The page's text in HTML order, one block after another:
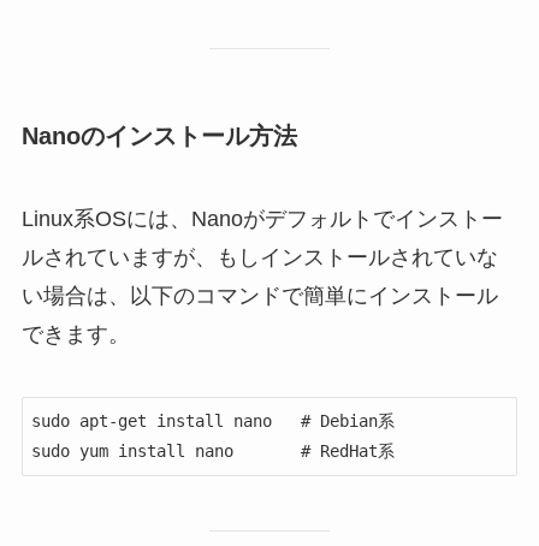
Nanoのインストール方法
Linux系OSには、Nanoがデフォルトでインストー
ルされていますが、もしインストールされていな
い場合は、以下のコマンドで簡単にインストール
できます。
sudo apt-get install nano   # Debian系